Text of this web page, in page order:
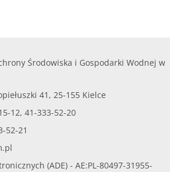
Środowiska i Gospodarki Wodnej w
41, 25-155 Kielce
12, 41-333-52-20
52-21
(ADE) - AE:PL-80497-31955-